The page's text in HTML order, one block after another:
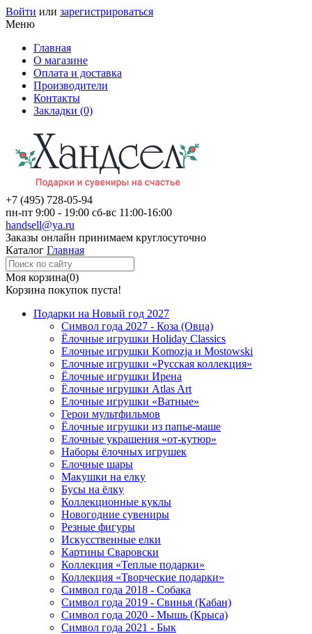
Войти или зарегистрироваться
Меню
Главная
О магазине
Оплата и доставка
Производители
Контакты
Закладки (0)
+7 (495) 728-05-94
пн-пт 9:00 - 19:00 сб-вс 11:00-16:00
handsell@ya.ru
Заказы онлайн принимаем круглосуточно
Каталог Главная
Моя корзина(0)
Корзина покупок пуста!
Подарки на Новый год 2027
Символ года 2027 - Коза (Овца)
Ёлочные игрушки Holiday Classics
Елочные игрушки Komozja и Mostowski
Елочные игрушки «Русская коллекция»
Ёлочные игрушки Ирена
Ёлочные игрушки Atlas Art
Елочные игрушки «Ватные»
Герои мультфильмов
Ёлочные игрушки из папье-маше
Елочные украшения «от-кутюр»
Наборы ёлочных игрушек
Елочные шары
Макушки на елку
Бусы на ёлку
Коллекционные куклы
Новогодние сувениры
Резные фигуры
Искусственные елки
Картины Сваровски
Коллекция «Теплые подарки»
Коллекция «Творческие подарки»
Символ года 2018 - Собака
Символ года 2019 - Свинья (Кабан)
Символ года 2020 - Мышь (Крыса)
Символ года 2021 - Бык